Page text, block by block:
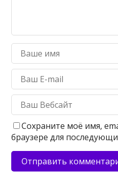
Сохраните моё имя,
браузере для